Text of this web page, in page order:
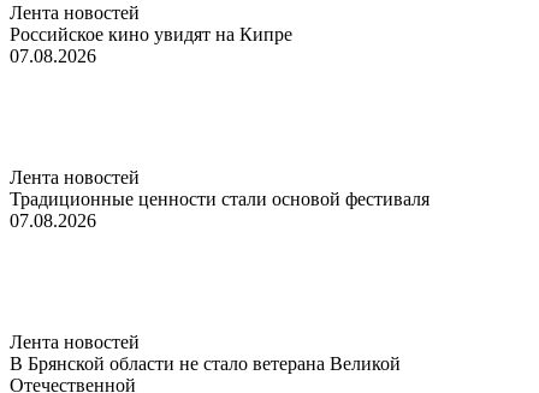
Лента новостей
Российское кино увидят на Кипре
07.08.2026
Лента новостей
Традиционные ценности стали основой фестиваля
07.08.2026
Лента новостей
В Брянской области не стало ветерана Великой
Отечественной